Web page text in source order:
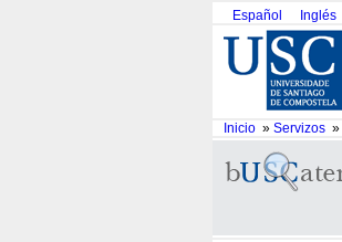
Español Inglés
Inicio » Servizos »